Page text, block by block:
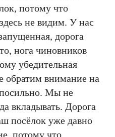
потому что
не видим. У нас
дорога
нога чиновников
убедительная
обратим внимание на
Мы не
вкладывать. Дорога
посёлок уже давно
потому что